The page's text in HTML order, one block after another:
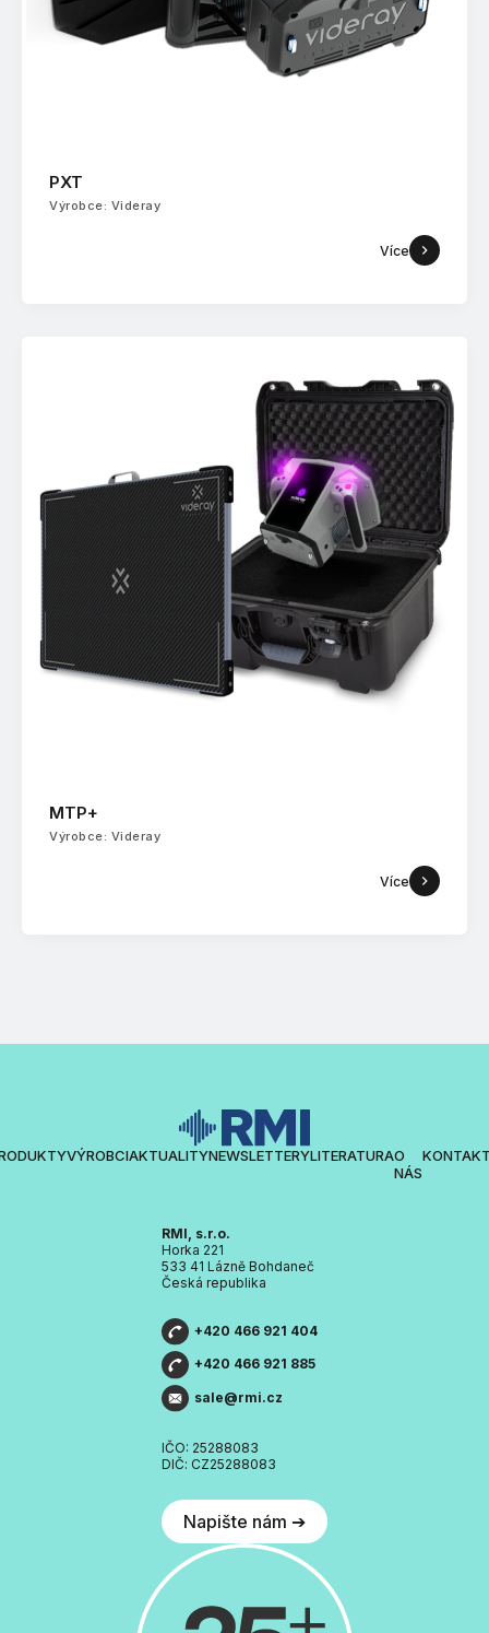
PXT
Výrobce: Videray
Více
MTP+
Výrobce: Videray
Více
VÝROBCIAKTUALITYNEWSLETTERYLITERATURAO
NÁS
RMI, s.r.o.
Horka 221
533 41 Lázně Bohdaneč
Česká republika
+420 466 921 404
+420 466 921 885
sale@rmi.cz
IČO: 25288083
DIČ: CZ25288083
Napište nám ➔